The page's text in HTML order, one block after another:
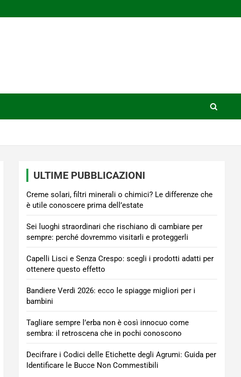
ULTIME PUBBLICAZIONI
Creme solari, filtri minerali o chimici? Le differenze che
è utile conoscere prima dell’estate
Sei luoghi straordinari che rischiano di cambiare per
sempre: perché dovremmo visitarli e proteggerli
Capelli Lisci e Senza Crespo: scegli i prodotti adatti per
ottenere questo effetto
Bandiere Verdi 2026: ecco le spiagge migliori per i
bambini
Tagliare sempre l’erba non è così innocuo come
sembra: il retroscena che in pochi conoscono
Decifrare i Codici delle Etichette degli Agrumi: Guida per
Identificare le Bucce Non Commestibili